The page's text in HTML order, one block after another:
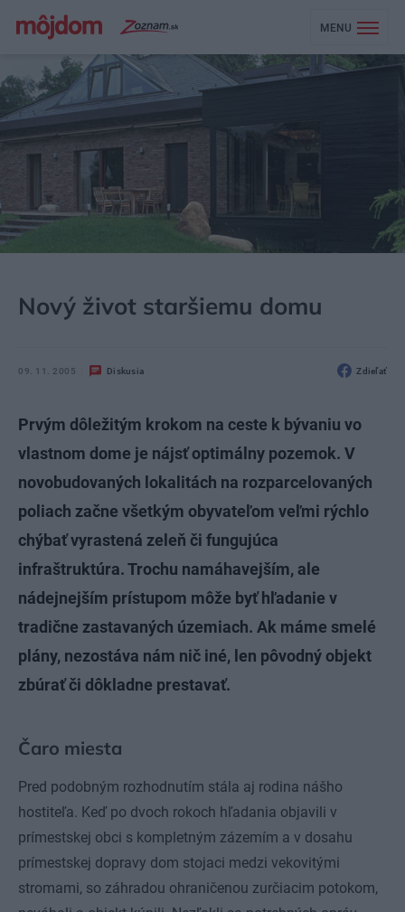
MENU
Nový život staršiemu domu
09. 11. 2005 Diskusia Zdieľať
Prvým dôležitým krokom na ceste k bývaniu vo
vlastnom dome je nájsť optimálny pozemok. V
novobudovaných lokalitách na rozparcelovaných
poliach začne všetkým obyvateľom veľmi rýchlo
chýbať vyrastená zeleň či fungujúca
infraštruktúra. Trochu namáhavejším, ale
nádejnejším prístupom môže byť hľadanie v
tradične zastavaných územiach. Ak máme smelé
plány, nezostáva nám nič iné, len pôvodný objekt
zbúrať či dôkladne prestavať.
Čaro miesta
Pred podobným rozhodnutím stála aj rodina nášho
hostiteľa. Keď po dvoch rokoch hľadania objavili v
prímestskej obci s kompletným zázemím a v dosahu
prímestskej dopravy dom stojaci medzi vekovitými
stromami, so záhradou ohraničenou zurčiacim potokom,